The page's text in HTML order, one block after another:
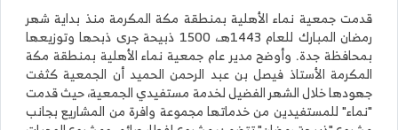
قدمت جمعية نماء الأهلية بمنطقة مكة المكرمة منذ بداية شهر
رمضان المبارك للعام 1443هـ، 1500 ذبيحة جرى ذبحها وتوزيعها
بمحافظة جدة. وأوضح مدير عام جمعية نماء الأهلية بمنطقة مكة
المكرمة الأستاذ فيصل بن عبد الرحمن الحميد أن الجمعية كثفت
جهودها خلال الشهر الفضيل لخدمة مستفيدي الجمعية، حيث قدمت
"نماء" للمستفيدين من خدماتها مجموعة وافرة من المشاريع بجانب